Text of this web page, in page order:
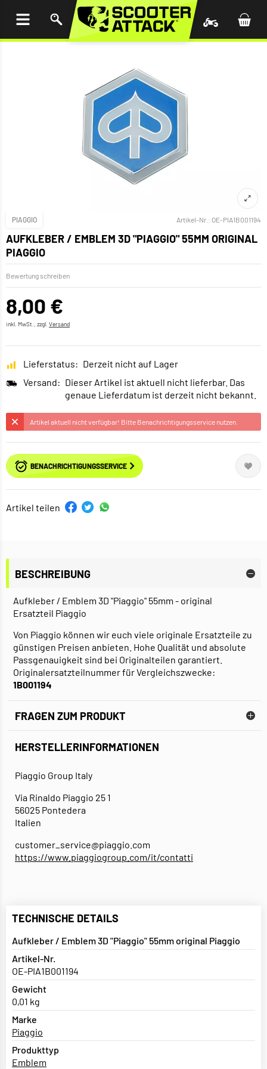
PIAGGIO Artikel-Nr.: OE-PIA1B001194
AUFKLEBER / EMBLEM 3D "PIAGGIO" 55MM ORIGINAL
PIAGGIO
Bewertung schreiben
8,00 €
inkl. MwSt., zzgl. Versand
Lieferstatus: Derzeit nicht auf Lager
Versand: Dieser Artikel ist aktuell nicht lieferbar. Das
genaue Lieferdatum ist derzeit nicht bekannt.
Artikel aktuell nicht verfügbar! Bitte Benachrichtigungsservice nutzen.
BENACHRICHTIGUNGSSERVICE
Artikel teilen
BESCHREIBUNG
Aufkleber / Emblem 3D "Piaggio" 55mm - original
Ersatzteil Piaggio
Von Piaggio können wir euch viele originale Ersatzteile zu
günstigen Preisen anbieten. Hohe Qualität und absolute
Passgenauigkeit sind bei Originalteilen garantiert.
Originalersatzteilnummer für Vergleichszwecke:
1B001194
FRAGEN ZUM PRODUKT
HERSTELLERINFORMATIONEN
Piaggio Group Italy
Via Rinaldo Piaggio 25 1
56025 Pontedera
Italien
customer_service@piaggio.com
https://www.piaggiogroup.com/it/contatti
TECHNISCHE DETAILS
Aufkleber / Emblem 3D "Piaggio" 55mm original Piaggio
Artikel-Nr.
OE-PIA1B001194
Gewicht
0,01 kg
Marke
Piaggio
Produkttyp
Emblem